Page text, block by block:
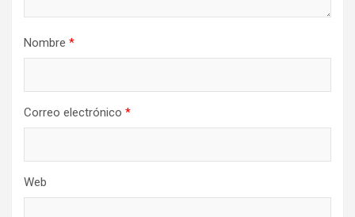
Nombre *
Correo electrónico *
Web